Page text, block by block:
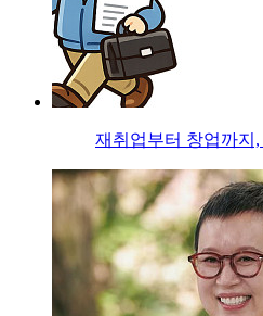
재취업부터 창업까지